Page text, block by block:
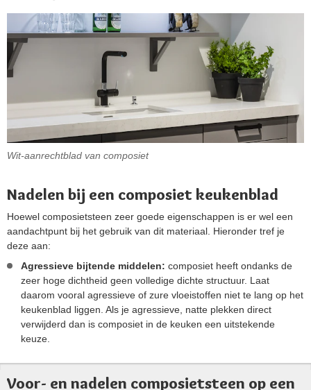
Wit-aanrechtblad van composiet
Nadelen bij een composiet keukenblad
Hoewel composietsteen zeer goede eigenschappen is er wel een
aandachtpunt bij het gebruik van dit materiaal. Hieronder tref je
deze aan:
Agressieve bijtende middelen: composiet heeft ondanks de
zeer hoge dichtheid geen volledige dichte structuur. Laat
daarom vooral agressieve of zure vloeistoffen niet te lang op het
keukenblad liggen. Als je agressieve, natte plekken direct
verwijderd dan is composiet in de keuken een uitstekende
keuze.
Voor- en nadelen composietsteen op een